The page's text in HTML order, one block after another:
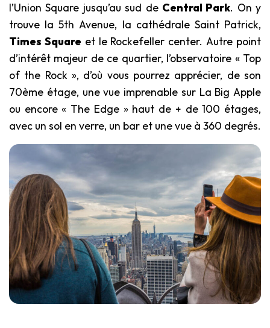
l’Union Square jusqu’au sud de Central Park. On y
trouve la 5th Avenue, la cathédrale Saint Patrick,
Times Square et le Rockefeller center. Autre point
d’intérêt majeur de ce quartier, l’observatoire « Top
of the Rock », d’où vous pourrez apprécier, de son
70ème étage, une vue imprenable sur La Big Apple
ou encore « The Edge » haut de + de 100 étages,
avec un sol en verre, un bar et une vue à 360 degrés.